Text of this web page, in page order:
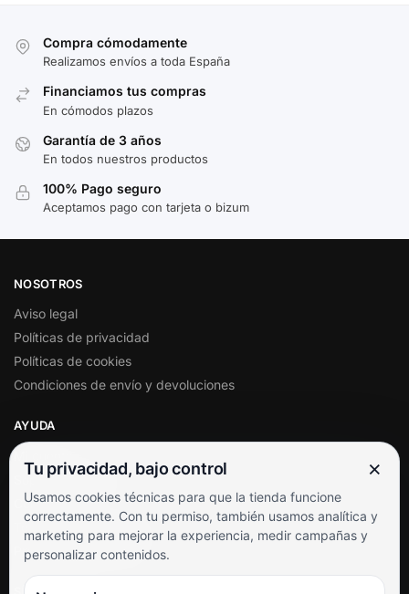
Compra cómodamente
Realizamos envíos a toda España
Financiamos tus compras
En cómodos plazos
Garantía de 3 años
En todos nuestros productos
100% Pago seguro
Aceptamos pago con tarjeta o bizum
NOSOTROS
Aviso legal
Políticas de privacidad
Políticas de cookies
Condiciones de envío y devoluciones
AYUDA
Soporte al cliente
Contacto
Términos y condiciones
Preguntas frecuentes
SÍGUENOS
Tu privacidad, bajo control ×
Usamos cookies técnicas para que la tienda funcione
correctamente. Con tu permiso, también usamos analítica y
marketing para mejorar la experiencia, medir campañas y
personalizar contenidos.